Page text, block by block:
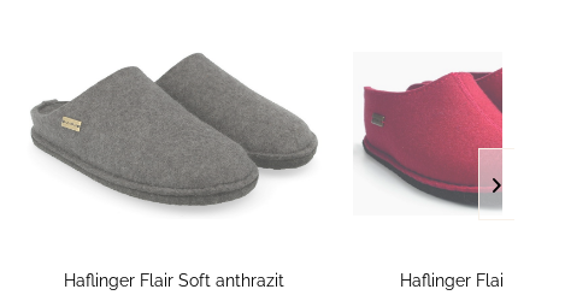
Haflinger Flair Soft anthrazit Haflinger Flair Smily